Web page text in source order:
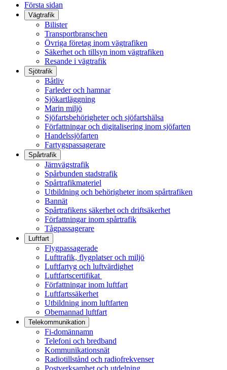
Första sidan
Vägtrafik
Bilister
Transportbranschen
Övriga företag inom vägtrafiken
Säkerhet och tillsyn inom vägtrafiken
Resande i vägtrafik
Sjötrafik
Båtliv
Farleder och hamnar
Sjökartläggning
Marin miljö
Sjöfartsbehörigheter och sjöfartshälsa
Författningar och digitalisering inom sjöfarten
Handelssjöfarten
Fartygspassagerare
Spårtrafik
Järnvägstrafik
Spårbunden stadstrafik
Spårtrafikmateriel
Utbildning och behörigheter inom spårtrafiken
Bannät
Spårtrafikens säkerhet och driftsäkerhet
Författningar inom spårtrafik
Tågpassagerare
Luftfart
Flygpassagerade
Lufttrafik, flygplatser och miljö
Luftfartyg och luftvärdighet
Luftfartscertifikat
Författningar inom luftfart
Luftfartssäkerhet
Utbildning inom luftfarten
Obemannad luftfart
Telekommunikation
Fi-domännamn
Telefoni och bredband
Kommunikationsnät
Radiotillstånd och radiofrekvenser
Postverksamhet och utdelning